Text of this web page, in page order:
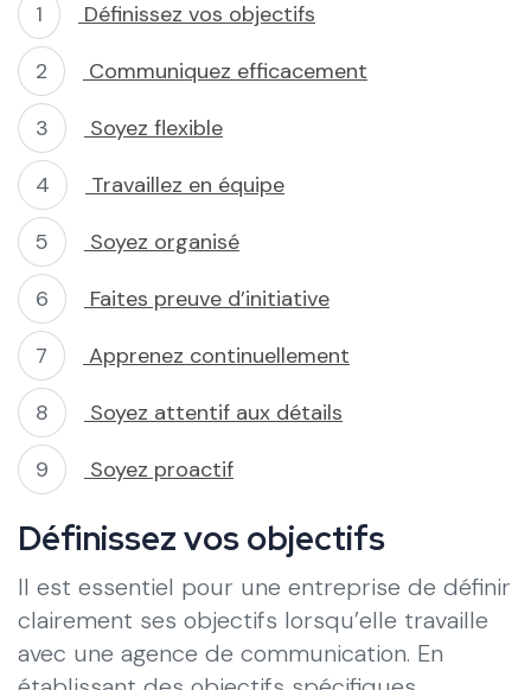
Définissez vos objectifs
Communiquez efficacement
Soyez flexible
Travaillez en équipe
Soyez organisé
Faites preuve d’initiative
Apprenez continuellement
Soyez attentif aux détails
Soyez proactif
Définissez vos objectifs
Il est essentiel pour une entreprise de définir
clairement ses objectifs lorsqu’elle travaille
avec une agence de communication. En